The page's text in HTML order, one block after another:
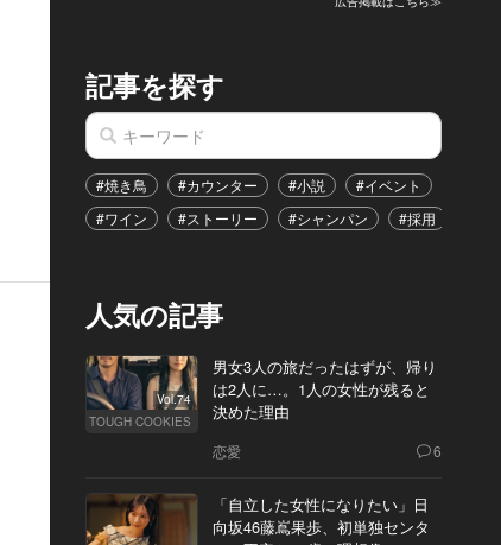
記事を探す
#焼き鳥 #カウンター #小説 #イベント
#ワイン
#ストーリー #シャンパン #採用
人気の記事
Vol.74
TOUGH COOKIES
男女3人の旅だったはずが、帰り
は2人に…。1人の女性が残ると
決めた理由
恋愛 6
「自立した女性になりたい」日
向坂46藤嶌果歩、初単独センタ